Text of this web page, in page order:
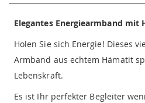
Elegantes Energiearmband mit
Holen Sie sich Energie! Dieses
Armband aus echtem Hämatit
Lebenskraft.
Es ist Ihr perfekter Begleiter